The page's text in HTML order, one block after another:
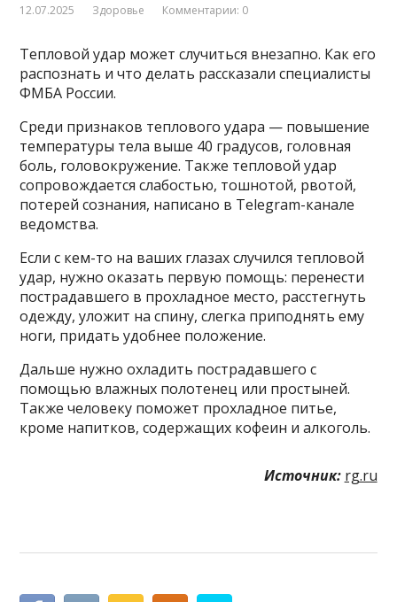
12.07.2025 Здоровье Комментарии: 0
Тепловой удар может случиться внезапно. Как его
распознать и что делать рассказали специалисты
ФМБА России.
Среди признаков теплового удара — повышение
температуры тела выше 40 градусов, головная
боль, головокружение. Также тепловой удар
сопровождается слабостью, тошнотой, рвотой,
потерей сознания, написано в Telegram-канале
ведомства.
Если с кем-то на ваших глазах случился тепловой
удар, нужно оказать первую помощь: перенести
пострадавшего в прохладное место, расстегнуть
одежду, уложит на спину, слегка приподнять ему
ноги, придать удобнее положение.
Дальше нужно охладить пострадавшего с
помощью влажных полотенец или простыней.
Также человеку поможет прохладное питье,
кроме напитков, содержащих кофеин и алкоголь.
Источник: rg.ru